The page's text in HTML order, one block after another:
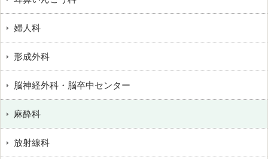
婦人科
形成外科
脳神経外科・脳卒中センター
麻酔科
放射線科